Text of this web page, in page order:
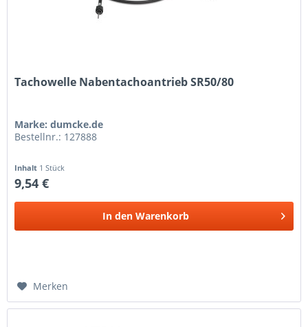
Tachowelle Nabentachoantrieb SR50/80
Marke: dumcke.de
Bestellnr.: 127888
Inhalt 1 Stück
9,54 €
In den Warenkorb
Merken